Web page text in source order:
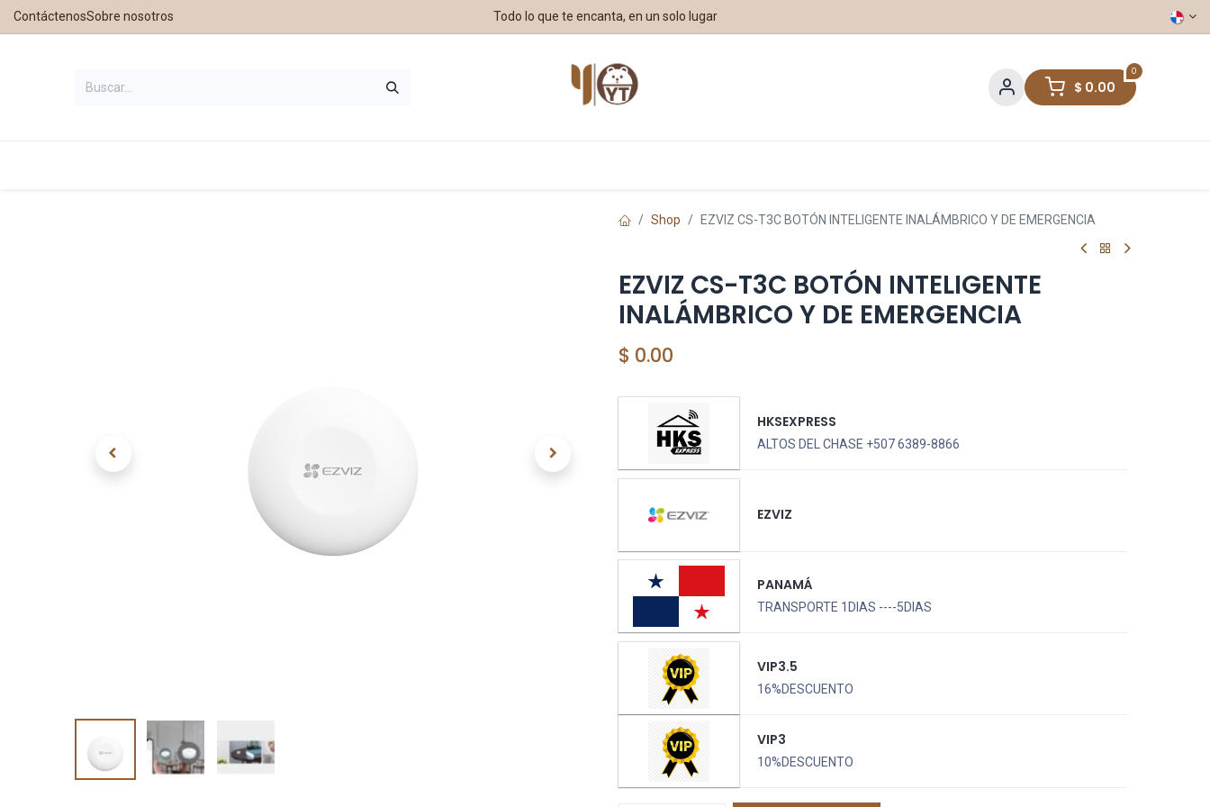
ContáctenosSobre nosotros Todo lo que te encanta, en un solo lugar
0
$ 0.00
Shop EZVIZ CS-T3C BOTÓN INTELIGENTE INALÁMBRICO Y DE EMERGENCIA
EZVIZ CS-T3C BOTÓN INTELIGENTE
INALÁMBRICO Y DE EMERGENCIA
$ 0.00
HKSEXPRESS
ALTOS DEL CHASE +507 6389-8866
EZVIZ
PANAMÁ
TRANSPORTE 1DIAS ----5DIAS
VIP3.5
16%DESCUENTO
VIP3
10%DESCUENTO